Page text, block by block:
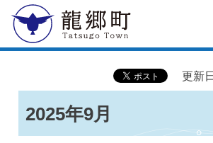
龍郷町
更新
2025年9月